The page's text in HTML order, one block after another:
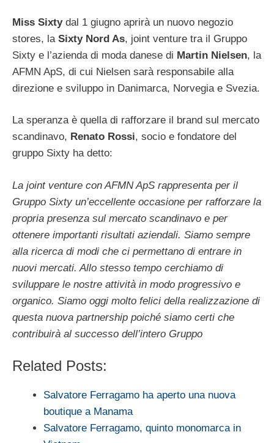
Miss Sixtydal 1 giugno aprirà un nuovo negozio
stores, la Sixty Nord As, joint venture tra il Gruppo
Sixty e l’azienda di moda danese di Martin Nielsen, la
AFMN ApS, di cui Nielsen sarà responsabile alla
direzione e sviluppo in Danimarca, Norvegia e Svezia.
La speranza è quella di rafforzare il brand sul mercato
scandinavo, Renato Rossi, socio e fondatore del
gruppo Sixty ha detto:
La joint venture con AFMN ApS rappresenta per il
Gruppo Sixty un’eccellente occasione per rafforzare la
propria presenza sul mercato scandinavo e per
ottenere importanti risultati aziendali. Siamo sempre
alla ricerca di modi che ci permettano di entrare in
nuovi mercati. Allo stesso tempo cerchiamo di
sviluppare le nostre attività in modo progressivo e
organico. Siamo oggi molto felici della realizzazione di
questa nuova partnership poiché siamo certi che
contribuirà al successo dell’intero Gruppo
Related Posts:
Salvatore Ferragamo ha aperto una nuova
boutique a Manama
Salvatore Ferragamo, quinto monomarca in